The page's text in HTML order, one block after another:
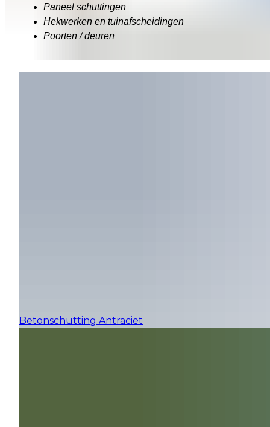
Paneel schuttingen
Hekwerken en tuinafscheidingen
Poorten / deuren
Betonschutting Antraciet